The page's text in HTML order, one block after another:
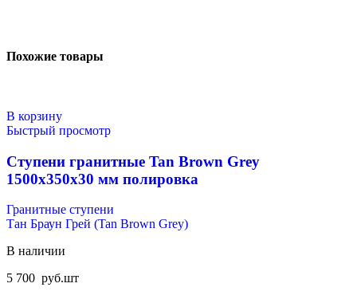
Похожие товары
В корзину
Быстрый просмотр
Ступени гранитные Tan Brown Grey
1500x350x30 мм полировка
Гранитные ступени
Тан Браун Грей (Tan Brown Grey)
В наличии
5 700 руб.шт